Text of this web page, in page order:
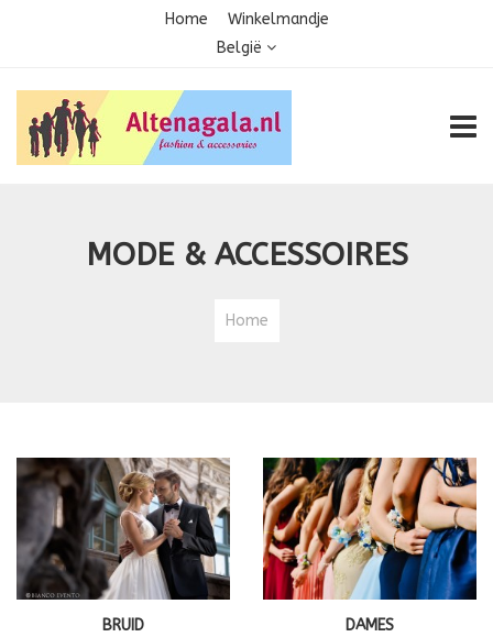
Home
Winkelmandje
België
MODE & ACCESSOIRES
Home
BRUID DAMES